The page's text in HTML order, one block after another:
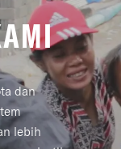
dan
lebih